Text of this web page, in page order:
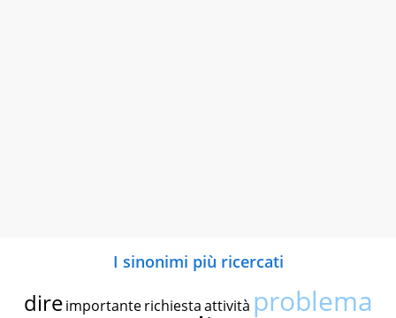
I sinonimi più ricercati
dire importante richiestaattività problema